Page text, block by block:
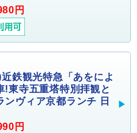
円
鉄観光特急「あをによ
!東寺五重塔特別拝観と
ンヴィア京都ランチ 日
円